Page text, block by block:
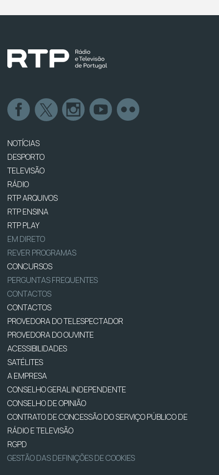
NOTÍCIAS
DESPORTO
TELEVISÃO
RÁDIO
RTP ARQUIVOS
RTP ENSINA
RTP PLAY
EM DIRETO
REVER PROGRAMAS
CONCURSOS
PERGUNTAS FREQUENTES
CONTACTOS
CONTACTOS
PROVEDORA DO TELESPECTADOR
PROVEDORA DO OUVINTE
ACESSIBILIDADES
SATÉLITES
A EMPRESA
CONSELHO GERAL INDEPENDENTE
CONSELHO DE OPINIÃO
CONTRATO DE CONCESSÃO DO SERVIÇO PÚBLICO DE
RÁDIO E TELEVISÃO
RGPD
GESTÃO DAS DEFINIÇÕES DE COOKIES